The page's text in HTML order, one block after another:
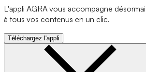
L'appli AGRA vous accompagne
à tous vos contenus en un clic.
Téléchargez l'appli